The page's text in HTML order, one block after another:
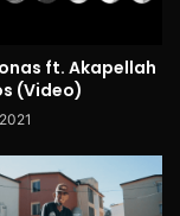
ft. Akapellah
(Video)